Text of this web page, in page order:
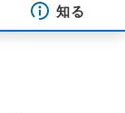
知る